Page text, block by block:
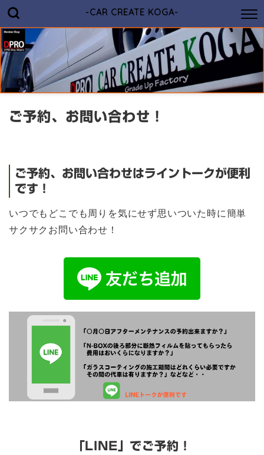
-CAR CREATE KOGA-
ご予約、お問い合わせ！
ご予約、お問い合わせはライントークが便利
です！
いつでもどこでも周りを気にせず思いついた時に簡単
サクサクお問い合わせ！
「LINE」でご予約！